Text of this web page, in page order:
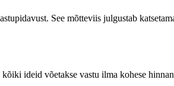
See mõtteviis julgustab
ideid võetakse vastu ilma kohese